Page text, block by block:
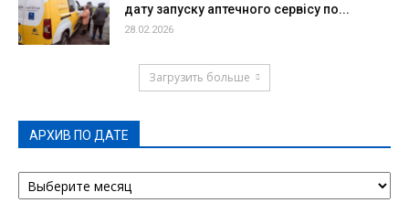
дату запуску аптечного сервісу по...
28.02.2026
Загрузить больше
АРХИВ ПО ДАТЕ
АРХИВ
ПО